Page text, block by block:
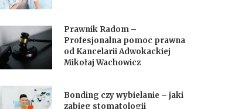
Prawnik Radom –
Profesjonalna pomoc prawna
od Kancelarii Adwokackiej
Mikołaj Wachowicz
Bonding czy wybielanie – jaki
zabieg stomatologii